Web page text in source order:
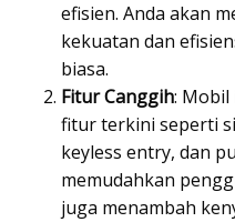
efisien. Anda akan
kekuatan dan
biasa.
Fitur Canggih:
fitur terkini seperti
keyless entry, dan
memudahkan
juga menambah